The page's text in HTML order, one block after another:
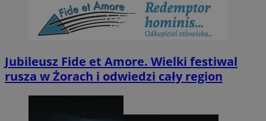
Jubileusz Fide et Amore. Wielki festiwal
rusza w Żorach i odwiedzi cały region